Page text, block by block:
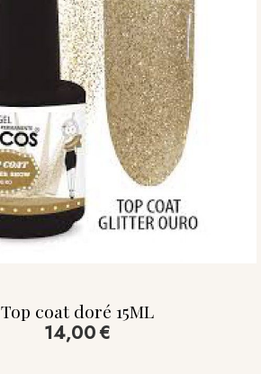
Top coat doré 15ML
14,00€